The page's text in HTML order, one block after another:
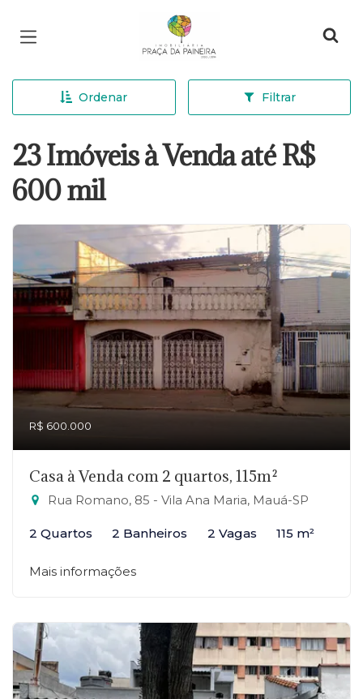
Página inicial
Ordenar Filtrar
23 Imóveis à Venda até R$
600 mil
R$ 600.000
Casa à Venda com 2 quartos, 115m²
Rua Romano, 85 - Vila Ana Maria, Mauá-SP
2 Quartos 2 Banheiros 2 Vagas 115 m²
Mais informações